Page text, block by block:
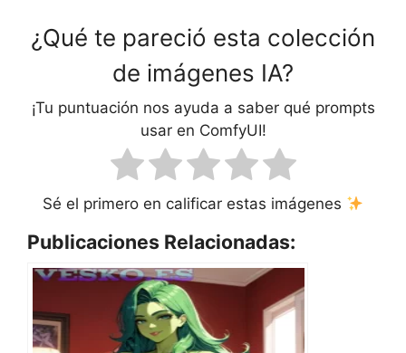
¿Qué te pareció esta colección
de imágenes IA?
¡Tu puntuación nos ayuda a saber qué prompts
usar en ComfyUI!
Sé el primero en calificar estas imágenes
Publicaciones Relacionadas: